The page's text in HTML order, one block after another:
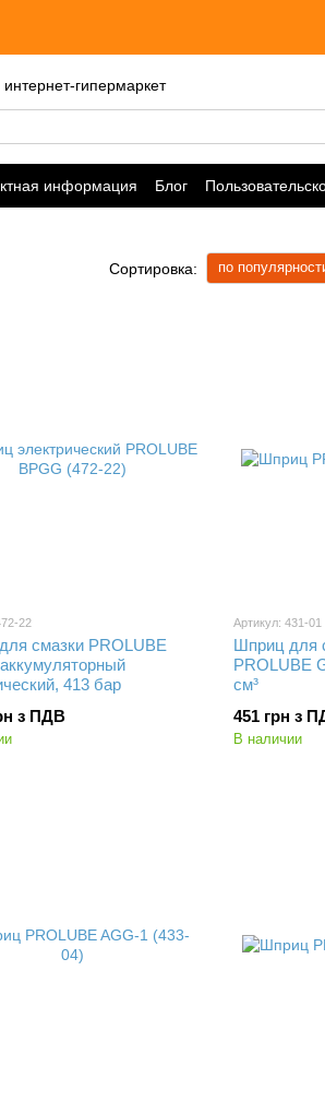
гипермаркет
информация Блог
Сортировка: по
22
смазки PROLUBE
413 бар
з ПДВ
Артикул: 431-01
Шприц для
PROLUBE
см³
451 грн з
В наличии